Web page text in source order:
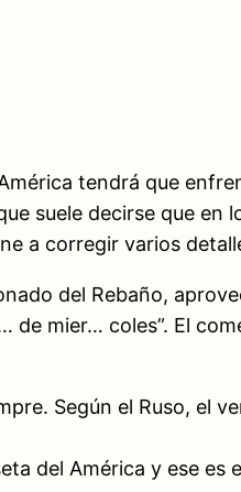
tendrá que
suele decirse que en
a corregir varios
del Rebaño,
mier… coles”. El
Según el Ruso, el
del América y ese